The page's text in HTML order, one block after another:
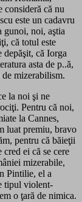
că nu
este un cadavru
gunoi, noi, aştia
că totul este
depăşit, că Iorga
asta de p..ă,
mizerabilism.
la noi şi ne
Pentru că noi,
la Cannes,
luat premiu, bravo
pentru că băieţii
ei că se cere
mizerabile,
Pintilie, el a
tipul violent-
o ţară de nimica.